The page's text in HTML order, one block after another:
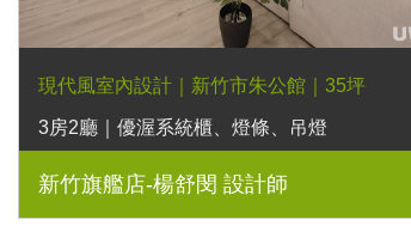
現代風室內設計｜新竹市朱公館｜35坪
3房2廳｜優渥系統櫃、燈條、吊燈
新竹旗艦店-楊舒閔 設計師